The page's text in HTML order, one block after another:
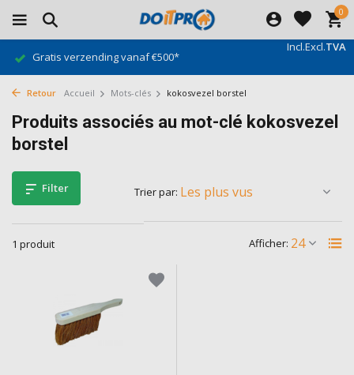
0
Incl.Excl.TVA
Gratis verzending vanaf €500*
Retour Accueil Mots-clés kokosvezel borstel
Produits associés au mot-clé kokosvezel
borstel
Filter
1 produit Afficher:
Trier par: